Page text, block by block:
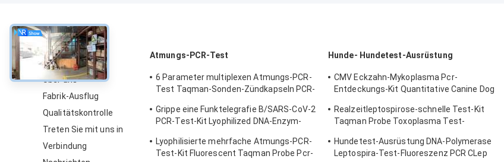
über
Über uns
Fabrik-Ausflug
Qualitätskontrolle
Treten Sie mit uns in
Verbindung
Atmungs-PCR-Test
6 Parameter multiplexen Atmungs-PCR-
Test Taqman-Sonden-Zündkapseln PCR-
Grippe eine Funktelegrafie B/SARS-CoV-2
PCR-Test-Kit Lyophilized DNA-Enzym-
Lyophilisierte mehrfache Atmungs-PCR-
Test-Kit Fluorescent Taqman Probe Pcr-
Hunde- Hundetest-Ausrüstung
CMV Eckzahn-Mykoplasma Pcr-
Entdeckungs-Kit Quantitative Canine Dog
Realzeitleptospirose-schnelle Test-Kit
Taqman Probe Toxoplasma Test-
Hundetest-Ausrüstung DNA-Polymerase
Leptospira-Test-Fluoreszenz PCR CLep